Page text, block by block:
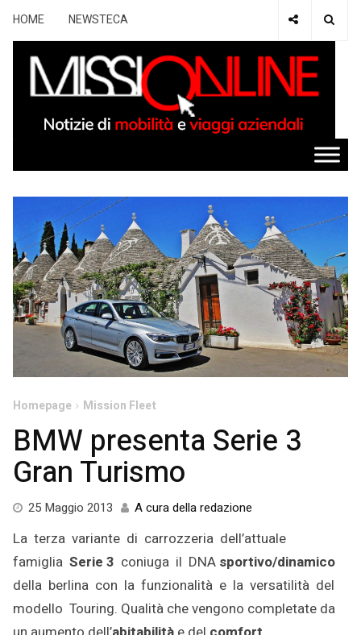
HOME NEWSTECA
Homepage Mission Fleet
BMW presenta Serie 3
Gran Turismo
25 Maggio 2013
2015
A cura della redazione
La terza variante di carrozzeria dell’attuale
famiglia Serie 3 coniuga il DNA sportivo/dinamico
della berlina con la funzionalità e la versatilità del
modello Touring. Qualità che vengono completate da